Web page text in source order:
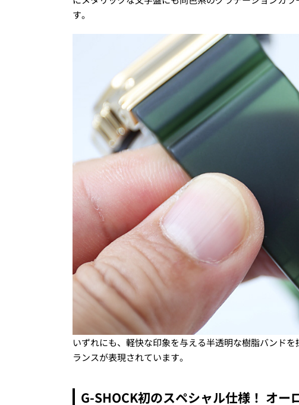
す。
いずれにも、軽快な印象を与える半透明な樹脂バンド
ランスが表現されています。
G-SHOCK初のスペシャル仕様！ オ